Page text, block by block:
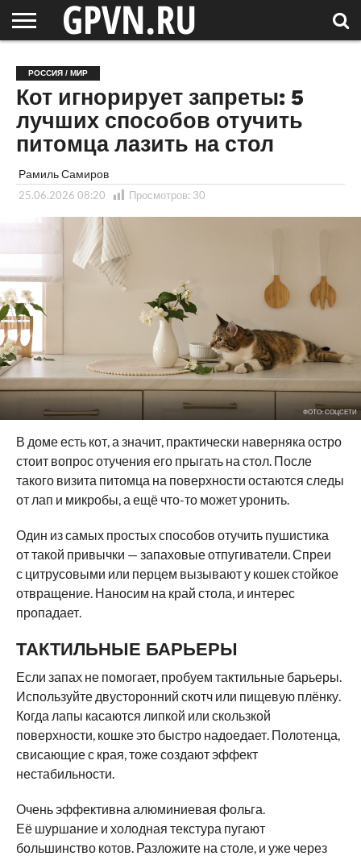
ОБЛАСТЬ
НОВОСТИ
СОСЕДЕЙ
РОССИЯ
/ МИР
СПЕЦПРОЕКТЫ
БЛОГ
СТАТЬИ
ФОТОРЕПОРТАЖИ
ИНТЕРВЬЮ
ОБЪЕКТЫ
ПОДБОРКИ
РОССИЯ / МИР
Кот игнорирует запреты: 5
лучших способов отучить
питомца лазить на стол
Рамиль Самиров
25.06.2026 08:20 Просмотров: 30
ФОТО: СОЦСЕТИ
В доме есть кот, а значит, практически наверняка остро
стоит вопрос отучения его прыгать на стол. После
такого визита питомца на поверхности остаются следы
от лап и микробы, а ещё что-то может уронить.
Один из самых простых способов отучить пушистика
от такой привычки — запаховые отпугиватели. Спреи
с цитрусовыми или перцем вызывают у кошек стойкое
отвращение. Наносим на край стола, и интерес
пропадает.
ТАКТИЛЬНЫЕ БАРЬЕРЫ
Если запах не помогает, пробуем тактильные барьеры.
Используйте двусторонний скотч или пищевую плёнку.
Когда лапы касаются липкой или скользкой
поверхности, кошке это быстро надоедает. Полотенца,
свисающие с края, тоже создают эффект
нестабильности.
Очень эффективна алюминиевая фольга.
Её шуршание и холодная текстура пугают
большинство котов. Разложите на столе, и уже через